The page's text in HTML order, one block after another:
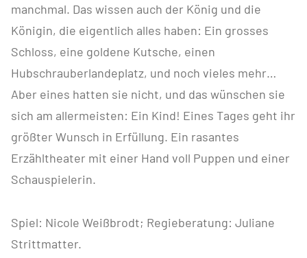
manchmal. Das wissen auch der König und die
Königin, die eigentlich alles haben: Ein grosses
Schloss, eine goldene Kutsche, einen
Hubschrauberlandeplatz, und noch vieles mehr…
Aber eines hatten sie nicht, und das wünschen sie
sich am allermeisten: Ein Kind! Eines Tages geht ihr
größter Wunsch in Erfüllung. Ein rasantes
Erzähltheater mit einer Hand voll Puppen und einer
Schauspielerin.
Spiel: Nicole Weißbrodt; Regieberatung: Juliane
Strittmatter.